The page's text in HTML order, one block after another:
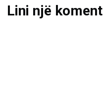
Lini një koment